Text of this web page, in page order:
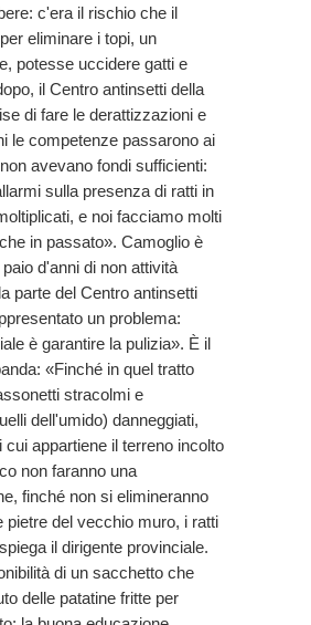
c'era il rischio che il
eliminare i topi, un
potesse uccidere gatti e
il Centro antinsetti della
di fare le derattizzazioni e
le competenze passarono ai
avevano fondi sufficienti:
sulla presenza di ratti in
e noi facciamo molti
in passato». Camoglio è
d'anni di non attività
parte del Centro antinsetti
un problema:
è garantire la pulizia». È il
«Finché in quel tratto
stracolmi e
dell'umido) danneggiati,
cui appartiene il terreno incolto
non faranno una
finché non si elimineranno
pietre del vecchio muro, i ratti
il dirigente provinciale.
di un sacchetto che
delle patatine fritte per